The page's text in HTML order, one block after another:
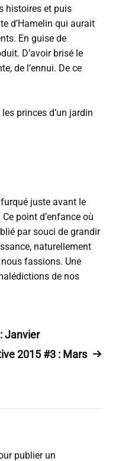
histoires et puis
d’Hamelin qui aurait
En guise de
D’avoir brisé le
de l’ennui. De ce
princes d’un jardin
juste avant le
point d’enfance où
par souci de grandir
naturellement
fassions. Une
de nos
Janvier
2015 #3 : Mars
publier un